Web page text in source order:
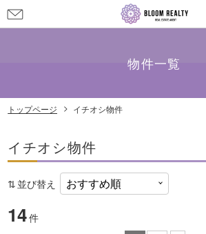
問
せ
物件一覧
トップページ イチオシ物件
イチオシ物件
並び替え
14件